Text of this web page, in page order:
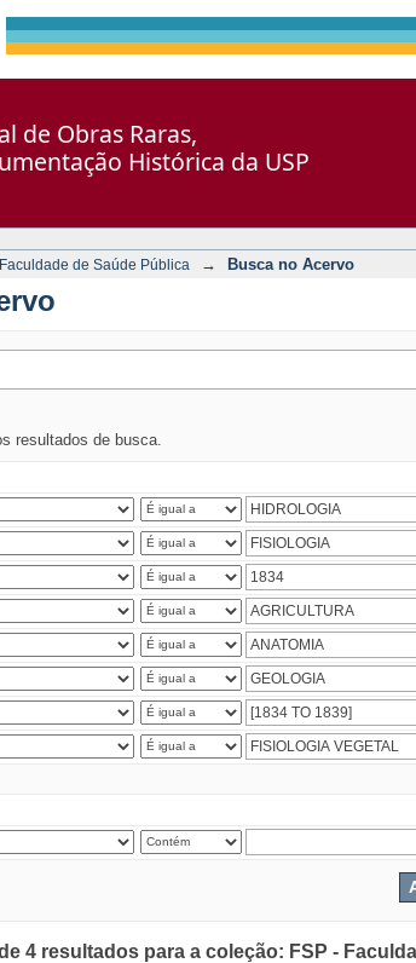
de Obras Raras,
Histórica da USP
de Saúde Pública → Busca no Acervo
resultados de busca.
4 resultados para a coleção: FSP -